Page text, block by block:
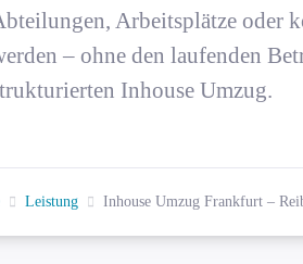
Arbeitsplätze oder
– ohne den laufenden
Inhouse Umzug.
Leistung Inhouse Umzug Frankfurt –